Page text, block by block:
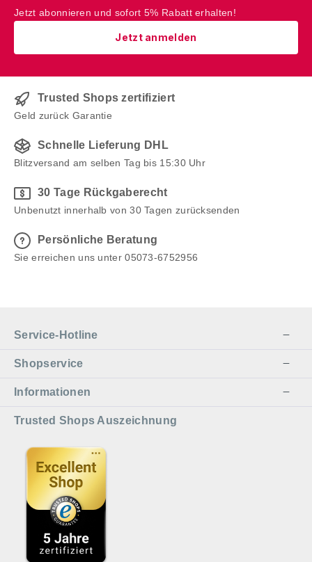
Jetzt abonnieren und sofort 5% Rabatt erhalten!
Jetzt anmelden
Trusted Shops zertifiziert
Geld zurück Garantie
Schnelle Lieferung DHL
Blitzversand am selben Tag bis 15:30 Uhr
30 Tage Rückgaberecht
Unbenutzt innerhalb von 30 Tagen zurücksenden
Persönliche Beratung
Sie erreichen uns unter 05073-6752956
Service-Hotline
Shopservice
Informationen
Trusted Shops Auszeichnung